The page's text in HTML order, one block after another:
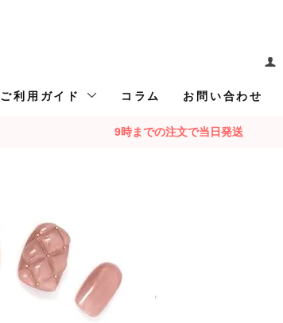
ご利用ガイド コラム お問い合わせ
9時までの注文で当日発送